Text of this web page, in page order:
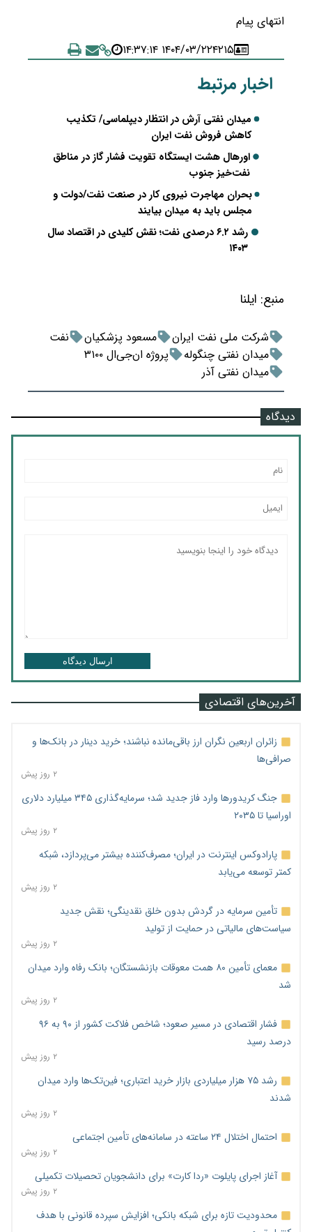
انتهای پیام
۴۲۱۵۱۴۰۴/۰۳/۲۲ ۱۴:۳۷:۱۴
اخبار مرتبط
میدان نفتی آرش در انتظار دیپلماسی/ تکذیب
کاهش فروش نفت ایران
اور‌هال هشت ایستگاه تقویت فشار گاز در مناطق
نفت‌خیز جنوب
بحران مهاجرت نیروی کار در صنعت نفت/دولت و
مجلس باید به میدان بیایند
رشد ۶.۲ درصدی نفت؛ نقش کلیدی در اقتصاد سال
۱۴۰۳
منبع: ایلنا
شرکت ملی نفت ایران مسعود پزشکیان
نفت
میدان نفتی چنگوله
پروژه ان‌جی‌ال ۳۱۰۰
میدان نفتی آذر
دیدگاه
ارسال دیدگاه
آخرین‌های اقتصادی
زائران اربعین نگران ارز باقی‌مانده نباشند؛ خرید دینار در بانک‌ها و
صرافی‌ها
۲ روز پیش
جنگ کریدورها وارد فاز جدید شد؛ سرمایه‌گذاری ۳۴۵ میلیارد دلاری
اوراسیا تا ۲۰۳۵
۲ روز پیش
پارادوکس اینترنت در ایران؛ مصرف‌کننده بیشتر می‌پردازد، شبکه
کمتر توسعه می‌یابد
۲ روز پیش
تأمین سرمایه در گردش بدون خلق نقدینگی؛ نقش جدید
سیاست‌های مالیاتی در حمایت از تولید
۲ روز پیش
معمای تأمین ۸۰ همت معوقات بازنشستگان؛ بانک رفاه وارد میدان
شد
۲ روز پیش
فشار اقتصادی در مسیر صعود؛ شاخص فلاکت کشور از ۹۰ به ۹۶
درصد رسید
۲ روز پیش
رشد ۷۵ هزار میلیاردی بازار خرید اعتباری؛ فین‌تک‌ها وارد میدان
شدند
۲ روز پیش
احتمال اختلال ۲۴ ساعته در سامانه‌های تأمین اجتماعی
۲ روز پیش
آغاز اجرای پایلوت «ردا کارت» برای دانشجویان تحصیلات تکمیلی
۲ روز پیش
محدودیت تازه برای شبکه بانکی؛ افزایش سپرده قانونی با هدف